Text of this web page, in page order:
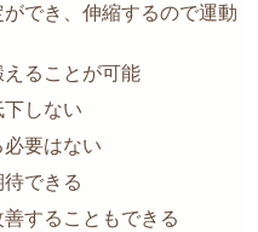
でき、伸縮するので運動
ることが可能
しない
要はない
できる
することもできる